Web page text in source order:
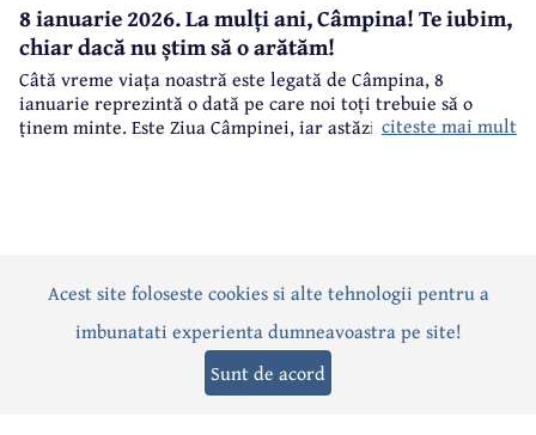
8 ianuarie 2026. La mulți ani, Câmpina! Te iubim,
chiar dacă nu știm să o arătăm!
Câtă vreme viața noastră este legată de Câmpina, 8
ianuarie reprezintă o dată pe care noi toți trebuie să o
ținem minte. Este Ziua Câmpinei, iar astăzi, 8 ianuarie
citeste mai mult
ActualitatePoliticăSocialEvenimentInterviuri
Editorial Sport Anunțuri
Acest site foloseste cookies si alte tehnologii pentru a
imbunatati experienta dumneavoastra pe site!
Sunt de acord